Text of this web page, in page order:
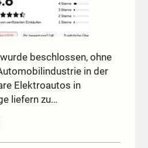
beschlossen, ohne
in der
Elektroautos in
liefern zu…